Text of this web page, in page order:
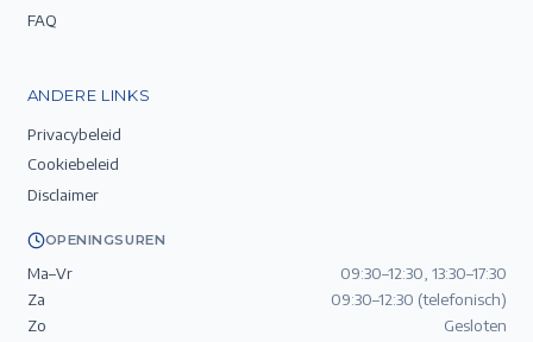
FAQ
ANDERE LINKS
Privacybeleid
Cookiebeleid
Disclaimer
OPENINGSUREN
Ma–Vr
09:30–12:30, 13:30–17:30
Za
09:30–12:30 (telefonisch)
Zo
Gesloten